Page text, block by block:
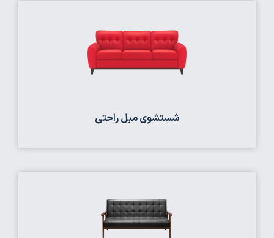
شستشوی مبل راحتی